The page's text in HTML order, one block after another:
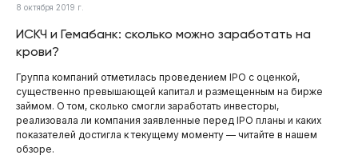
8 октября 2019 г.
ИСКЧ и Гемабанк: сколько можно заработать на
крови?
Группа компаний отметилась проведением IPO с оценкой,
существенно превышающей капитал и размещенным на бирже
займом. О том, сколько смогли заработать инвесторы,
реализовала ли компания заявленные перед IPO планы и каких
показателей достигла к текущему моменту — читайте в нашем
обзоре.